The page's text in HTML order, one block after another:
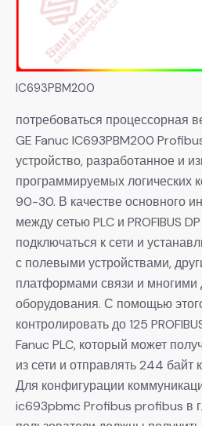
IC693PBM200
потребоваться процессорная
GE Fanuc IC693PBM200
устройство, разработанное и
программируемых логических
90-30. В качестве основного
между сетью PLC и PROFIBUS
подключаться к сети и
с полевыми устройствами,
платформами связи и многими
оборудования. С помощью
контролировать до 125
Fanuc PLC, который может
из сети и отправлять 244 байт
Для конфигурации
ic693pbmc Profibus profibus в